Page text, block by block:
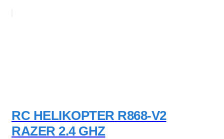
RC HELIKOPTER R868-V2
RAZER 2.4 GHZ